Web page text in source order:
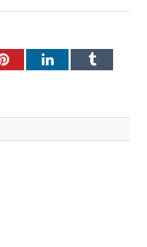
PinterestLinkedInTumblr